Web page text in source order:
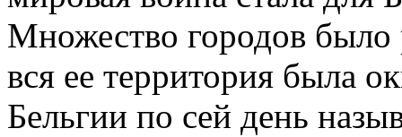
Множество городов
вся ее территория была
Бельгии по сей день